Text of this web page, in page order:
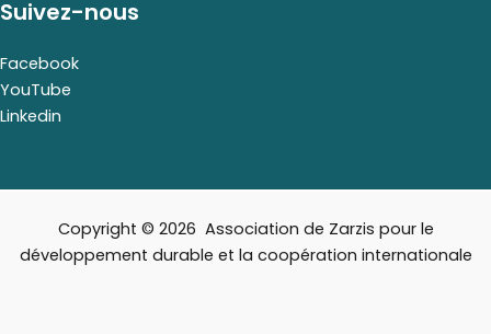
Suivez-nous
Facebook
YouTube
Linkedin
Copyright © 2026 Association de Zarzis pour le
développement durable et la coopération internationale